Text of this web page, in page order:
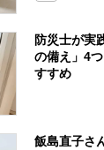
防災士が実
の備え」4
すすめ
飯島直子さ